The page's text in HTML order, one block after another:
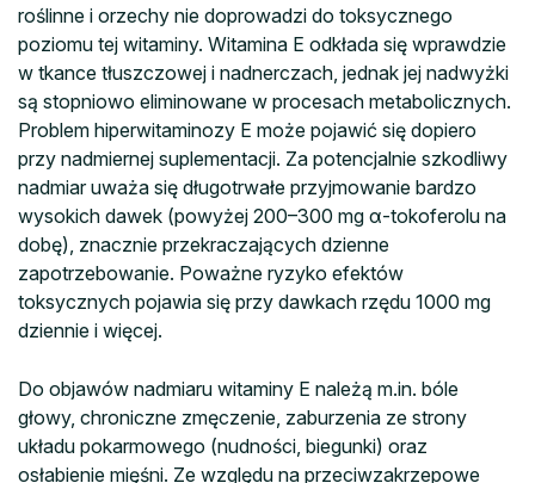
roślinne i orzechy nie doprowadzi do toksycznego
poziomu tej witaminy. Witamina E odkłada się wprawdzie
w tkance tłuszczowej i nadnerczach, jednak jej nadwyżki
są stopniowo eliminowane w procesach metabolicznych.
Problem hiperwitaminozy E może pojawić się dopiero
przy nadmiernej suplementacji. Za potencjalnie szkodliwy
nadmiar uważa się długotrwałe przyjmowanie bardzo
wysokich dawek (powyżej 200–300 mg α-tokoferolu na
dobę), znacznie przekraczających dzienne
zapotrzebowanie. Poważne ryzyko efektów
toksycznych pojawia się przy dawkach rzędu 1000 mg
dziennie i więcej.
Do objawów nadmiaru witaminy E należą m.in. bóle
głowy, chroniczne zmęczenie, zaburzenia ze strony
układu pokarmowego (nudności, biegunki) oraz
osłabienie mięśni. Ze względu na przeciwzakrzepowe